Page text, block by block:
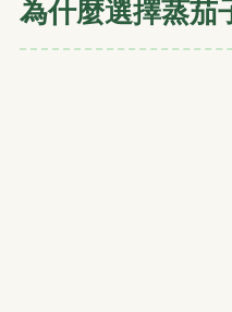
為什麼選擇蒸茄